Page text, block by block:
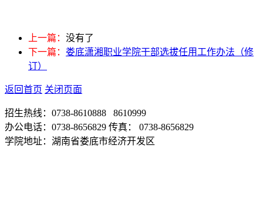
上一篇： 没有了
下一篇： 娄底潇湘职业学院干部选拔任用工作办法（修
订）
返回首页 关闭页面
招生热线：0738-8610888 8610999
办公电话：0738-8656829 传真： 0738-8656829
学院地址：湖南省娄底市经济开发区